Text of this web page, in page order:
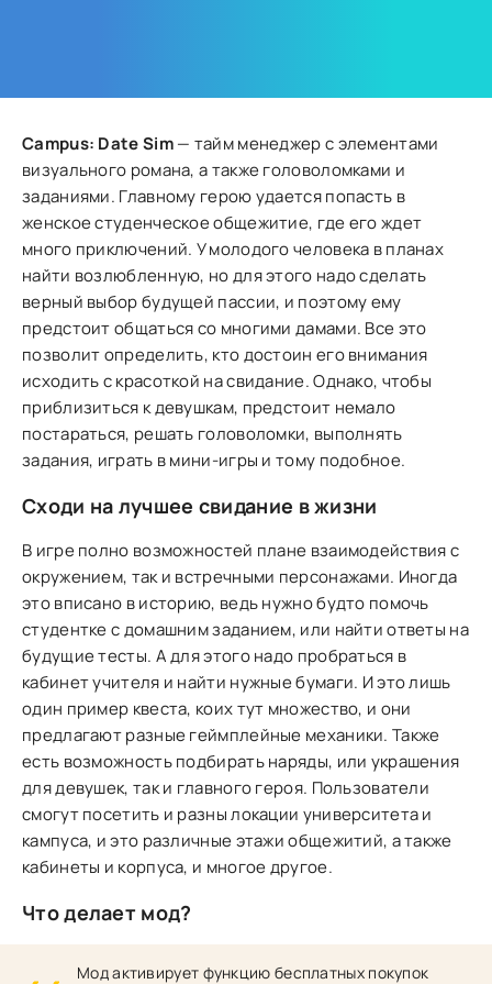
Campus: Date Sim— тайм менеджер с элементами
визуального романа, а также головоломками и
заданиями. Главному герою удается попасть в
женское студенческое общежитие, где его ждет
много приключений. У молодого человека в планах
найти возлюбленную, но для этого надо сделать
верный выбор будущей пассии, и поэтому ему
предстоит общаться со многими дамами. Все это
позволит определить, кто достоин его внимания
исходить с красоткой на свидание. Однако, чтобы
приблизиться к девушкам, предстоит немало
постараться, решать головоломки, выполнять
задания, играть в мини-игры и тому подобное.
Сходи на лучшее свидание в жизни
В игре полно возможностей плане взаимодействия с
окружением, так и встречными персонажами. Иногда
это вписано в историю, ведь нужно будто помочь
студентке с домашним заданием, или найти ответы на
будущие тесты. А для этого надо пробраться в
кабинет учителя и найти нужные бумаги. И это лишь
один пример квеста, коих тут множество, и они
предлагают разные геймплейные механики. Также
есть возможность подбирать наряды, или украшения
для девушек, так и главного героя. Пользователи
смогут посетить и разны локации университета и
кампуса, и это различные этажи общежитий, а также
кабинеты и корпуса, и многое другое.
Что делает мод?
Мод активирует функцию бесплатных покупок